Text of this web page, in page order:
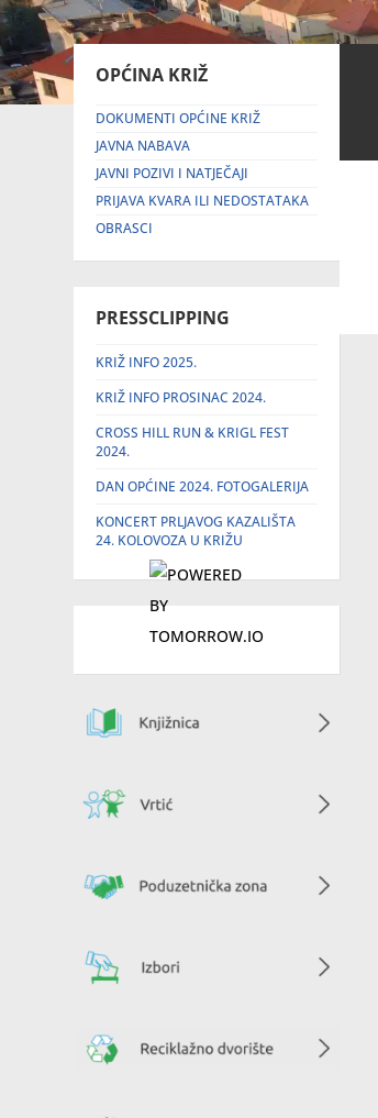
OPĆINA KRIŽ
DOKUMENTI OPĆINE KRIŽ
JAVNA NABAVA
JAVNI POZIVI I NATJEČAJI
PRIJAVA KVARA ILI NEDOSTATAKA
OBRASCI
PRESSCLIPPING
KRIŽ INFO 2025.
KRIŽ INFO PROSINAC 2024.
CROSS HILL RUN & KRIGL FEST
2024.
DAN OPĆINE 2024. FOTOGALERIJA
KONCERT PRLJAVOG KAZALIŠTA
24. KOLOVOZA U KRIŽU